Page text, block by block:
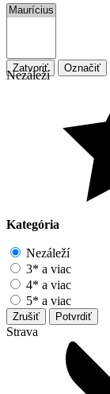
Zatvoriť Označiť
Nezáleží
Kategória
Nezáleží
3* a viac
4* a viac
5* a viac
Zrušiť Potvrdiť
Strava